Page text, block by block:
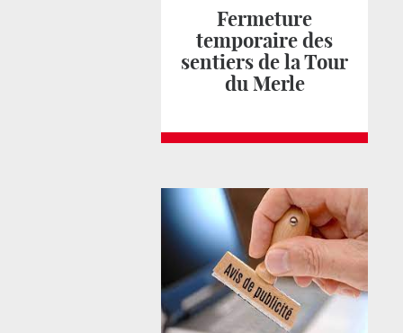
Fermeture
temporaire des
sentiers de la Tour
du Merle